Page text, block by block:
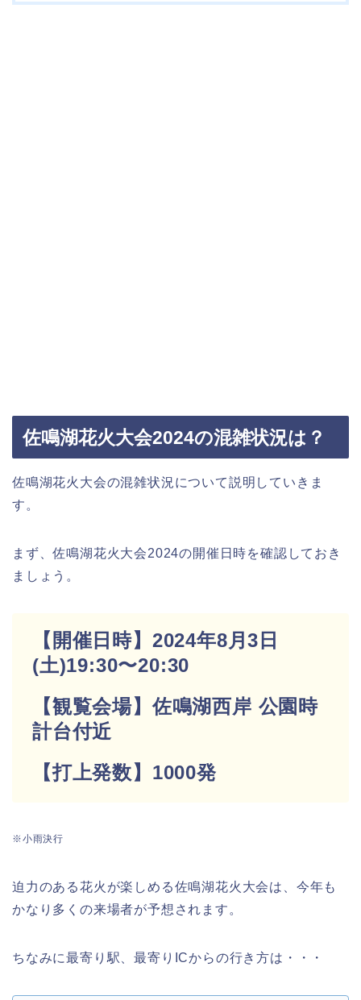
佐鳴湖花火大会2024の混雑状況は？
佐鳴湖花火大会の混雑状況について説明していきま
す。
まず、佐鳴湖花火大会2024の開催日時を確認しておき
ましょう。
【開催日時】2024年8月3日
(土)19:30〜20:30
【観覧会場】佐鳴湖西岸 公園時
計台付近
【打上発数】1000発
※小雨決行
迫力のある花火が楽しめる佐鳴湖花火大会は、今年も
かなり多くの来場者が予想されます。
ちなみに最寄り駅、最寄りICからの行き方は・・・